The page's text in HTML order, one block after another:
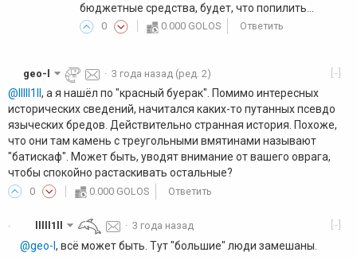
бюджетные средства, будет, что попилить...
0 0.000 GOLOS Ответить
[-]
geo-l ·3 года назад (ред. 2)
@lllll1ll , а я нашёл по "красный буерак". Помимо интересных
исторических сведений, начитался каких-то путанных псевдо
языческих бредов. Действительно странная история. Похоже,
что они там камень с треугольными вмятинами называют
"батискаф". Может быть, уводят внимание от вашего оврага,
чтобы спокойно растаскивать остальные?
0 0.000 GOLOS Ответить
· [-]
lllll1ll ·3 года назад
@geo-l, всё может быть. Тут "большие" люди замешаны.